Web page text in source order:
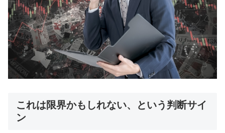
これは限界かもしれない、という判断サイ
ン